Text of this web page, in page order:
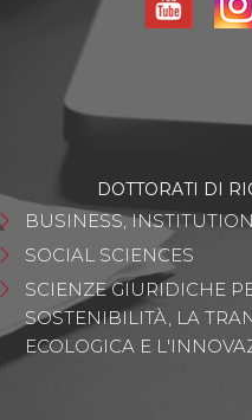
DOTTORATI DI
BUSINESS,
SOCIAL SCIENCES
SCIENZE GIURIDICHE
SOSTENIBILITÀ, LA
ECOLOGICA E